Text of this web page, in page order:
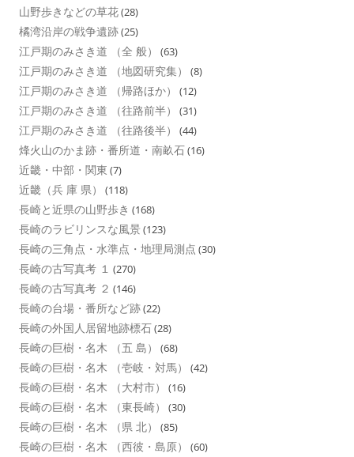
山野歩きなどの草花(28)
橘湾沿岸の戦争遺跡(25)
江戸期のみさき道 （全 般） (63)
江戸期のみさき道 （地図研究集） (8)
江戸期のみさき道 （帰路ほか） (12)
江戸期のみさき道 （往路前半） (31)
江戸期のみさき道 （往路後半） (44)
烽火山のかま跡・番所道・南畝石(16)
近畿・中部・関東 (7)
近畿（兵 庫 県） (118)
長崎と近県の山野歩き (168)
長崎のラビリンスな風景 (123)
長崎の三角点・水準点・地理局測点 (30)
長崎の古写真考 １ (270)
長崎の古写真考 ２ (146)
長崎の台場・番所など跡(22)
長崎の外国人居留地跡標石(28)
長崎の巨樹・名木 （五 島） (68)
長崎の巨樹・名木 （壱岐・対馬） (42)
長崎の巨樹・名木 （大村市） (16)
長崎の巨樹・名木 （東長崎） (30)
長崎の巨樹・名木 （県 北） (85)
長崎の巨樹・名木 （西彼・島原） (60)